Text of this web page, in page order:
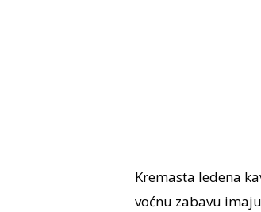
Kremasta ledena
voćnu zabavu